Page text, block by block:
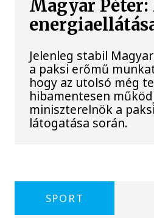
Magyar
Jelenleg stabil
a paksi erőmű
hogy az utolsó még
hibamentesen
miniszterelnök a
látogatása során.
SPORT